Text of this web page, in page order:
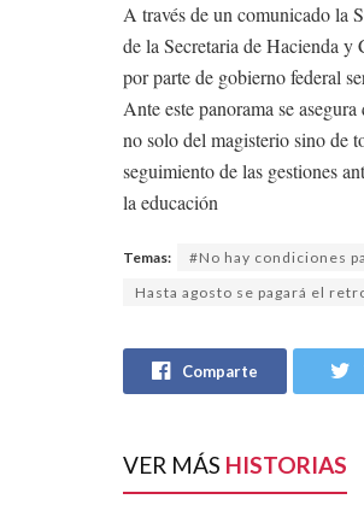
A través de un comunicado la
de la Secretaria de Hacienda
por parte de gobierno federal
Ante este panorama se
no solo del magisterio sino de
seguimiento de las gestiones
la educación
Temas:
#No hay condiciones
Hasta agosto se pagará el
Comparte
VER MÁS HISTORIAS